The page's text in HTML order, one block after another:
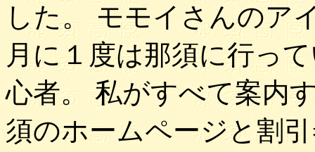
した。 モモイさんのア
月に１度は那須に行っ
心者。 私がすべて案内
須のホームページと割